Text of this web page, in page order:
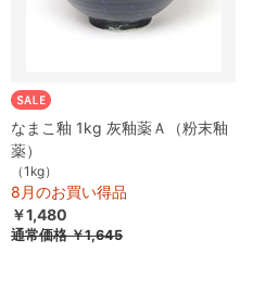
なまこ釉 1kg 灰釉薬Ａ（粉末釉
薬）
（1kg）
8月のお買い得品
￥1,480
通常価格￥1,645